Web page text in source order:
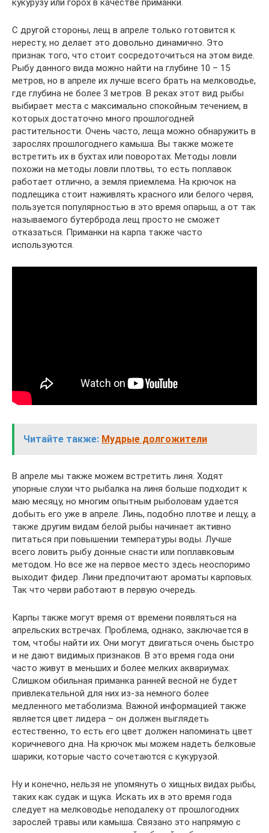
кукурузу или горох в качестве приманки.
С другой стороны, лещ в апреле только готовится к
нересту, но делает это довольно динамично. Это
признак того, что стоит сосредоточиться на этом виде.
Рыбу данного вида можно найти на глубине 10 – 15
метров, но в апреле их лучше всего брать на мелководье,
где глубина не более 3 метров. В реках этот вид рыбы
выбирает места с максимально спокойным течением, в
которых достаточно много прошлогодней
растительности. Очень часто, леща можно обнаружить в
зарослях прошлогоднего камыша. Вы также можете
встретить их в бухтах или поворотах. Методы ловли
похожи на методы ловли плотвы, то есть поплавок
работает отлично, а земля приемлема. На крючок на
подлещика стоит наживлять красного или белого червя,
пользуется популярностью в это время опарыш, а от так
называемого бутерброда лещ просто не сможет
отказаться. Приманки на карпа также часто
используются.
Читайте также: Мудрые долгожители
В апреле мы также можем встретить линя. Ходят
упорные слухи что рыбалка на линя больше подходит к
маю месяцу, но многим опытным рыболовам удается
добыть его уже в апреле. Линь, подобно плотве и лещу, а
также другим видам белой рыбы начинает активно
питаться при повышении температуры воды. Лучше
всего ловить рыбу донные снасти или поплавковым
методом. Но все же на первое место здесь неоспоримо
выходит фидер. Лини предпочитают ароматы карповых.
Так что черви работают в первую очередь.
Карпы также могут время от времени появляться на
апрельских встречах. Проблема, однако, заключается в
том, чтобы найти их. Они могут двигаться очень быстро
и не дают видимых признаков. В это время года они
часто живут в меньших и более мелких аквариумах.
Слишком обильная приманка ранней весной не будет
привлекательной для них из-за немного более
медленного метаболизма. Важной информацией также
является цвет лидера – он должен выглядеть
естественно, то есть его цвет должен напоминать цвет
коричневого дна. На крючок мы можем надеть белковые
шарики, которые часто сочетаются с кукурузой.
Ну и конечно, нельзя не упомянуть о хищных видах рыбы,
таких как судак и щука. Искать их в это время года
следует на мелководье неподалеку от прошлогодних
зарослей травы или камыша. Связано это напрямую с